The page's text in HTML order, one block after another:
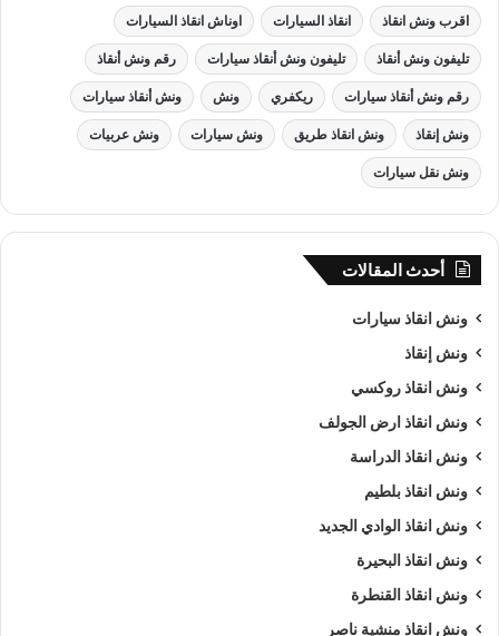
ونش انقاذ سيارات
من اهم اسباب نجاح شركة الرواد لـرفع و
الكبيرة في استغلال الوقت وتقديم خدمة
عالية باقل سعر وأن نصبح من
ونش انقاذ سيارات
المحافظات كما ننافس الشركات الاخري في مصر كما نسعى دائما
الي تحقيق اهدافنا و تحقيق كل متطلبات العميل في خدمة
السيارات.
اقرب ونش انقاذ انقاذ السيارات اوناش انقاذ السيارات
تليفون ونش أنقاذ تليفون ونش أنقاذ سيارات رقم ونش أنقاذ
رقم ونش أنقاذ سيارات ريكفري ونش ونش أنقاذ سيارات
ونش إنقاذ ونش انقاذ طريق ونش سيارات ونش عربيات
ونش نقل سيارات
أحدث المقالات
ونش انقاذ سيارات
ونش إنقاذ
ونش انقاذ روكسي
ونش انقاذ ارض الجولف
ونش انقاذ الدراسة
ونش انقاذ بلطيم
ونش انقاذ الوادي الجديد
ونش انقاذ البحيرة
ونش انقاذ القنطرة
ونش انقاذ منشية ناصر